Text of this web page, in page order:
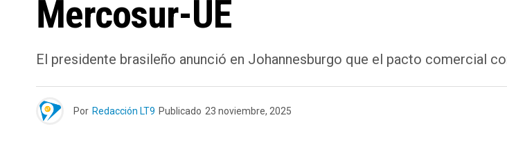
Mercosur-UE
El presidente brasileño anunció en Johannesburgo que el pacto comercial
Por Redacción LT9 Publicado 23 noviembre, 2025